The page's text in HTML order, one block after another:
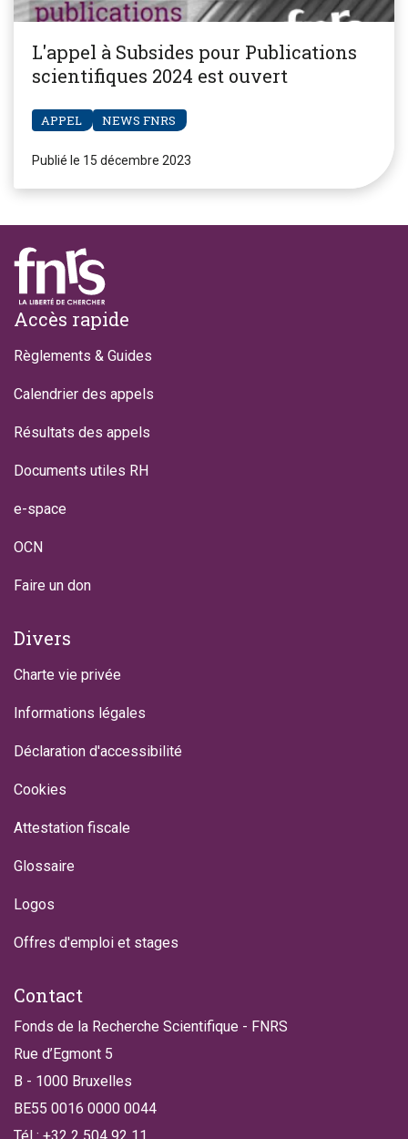
L'appel à Subsides pour Publications
scientifiques 2024 est ouvert
APPEL NEWS FNRS
Publié le 15 décembre 2023
Footer
Accès rapide
Règlements & Guides
Calendrier des appels
Résultats des appels
Documents utiles RH
e-space
OCN
Faire un don
Divers
Charte vie privée
Informations légales
Déclaration d'accessibilité
Cookies
Attestation fiscale
Glossaire
Logos
Offres d'emploi et stages
Contact
Fonds de la Recherche Scientifique - FNRS
Rue d’Egmont 5
B - 1000 Bruxelles
BE55 0016 0000 0044